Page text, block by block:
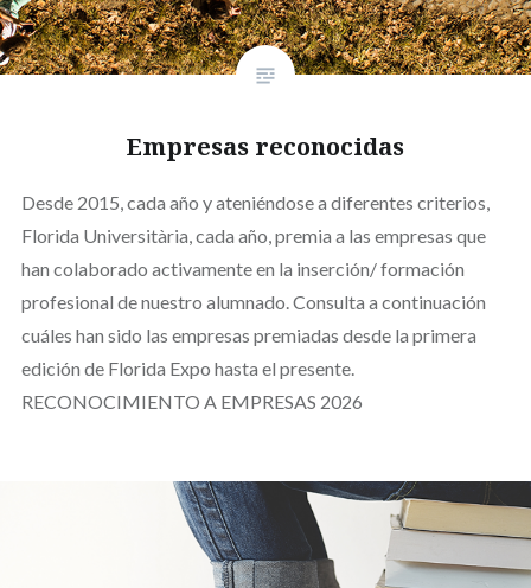
Empresas reconocidas
Desde 2015, cada año y ateniéndose a diferentes criterios,
Florida Universitària, cada año, premia a las empresas que
han colaborado activamente en la inserción/ formación
profesional de nuestro alumnado. Consulta a continuación
cuáles han sido las empresas premiadas desde la primera
edición de Florida Expo hasta el presente.
RECONOCIMIENTO A EMPRESAS 2026